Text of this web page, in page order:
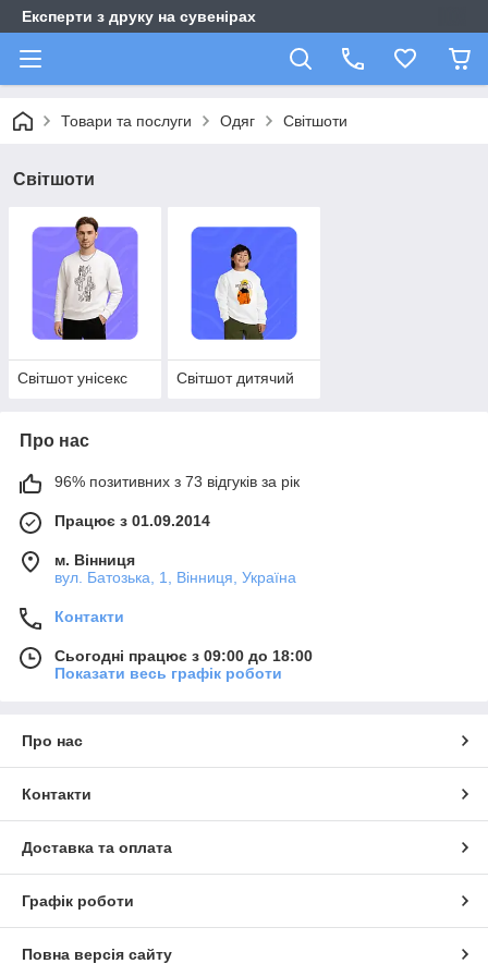
Експерти з друку на сувенірах
Товари та послуги Одяг Світшоти
Світшоти
Світшот унісекс Світшот дитячий
Про нас
96% позитивних з 73 відгуків за рік
Працює з 01.09.2014
м. Вінниця
вул. Батозька, 1, Вінниця, Україна
Контакти
Сьогодні працює з 09:00 до 18:00
Показати весь графік роботи
Про нас
Контакти
Доставка та оплата
Графік роботи
Повна версія сайту